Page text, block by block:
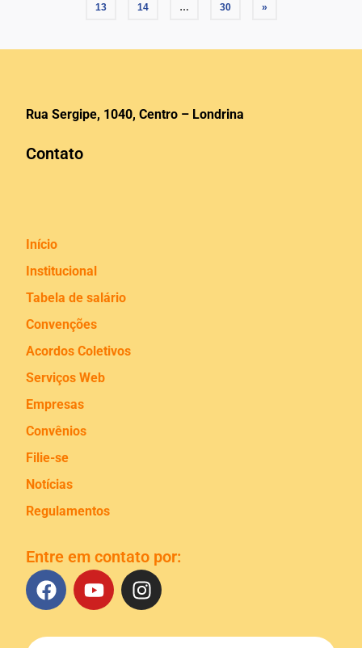
13 14 … 30 »
Rua Sergipe, 1040, Centro – Londrina
Contato
Início
Institucional
Tabela de salário
Convenções
Acordos Coletivos
Serviços Web
Empresas
Convênios
Filie-se
Notícias
Regulamentos
Entre em contato por: